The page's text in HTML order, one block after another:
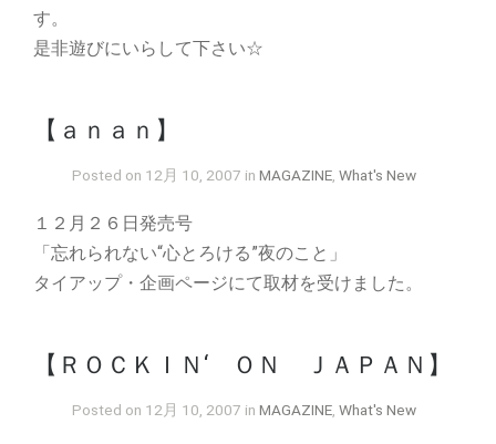
す。
是非遊びにいらして下さい☆
【ａｎａｎ】
Posted on 12月 10, 2007 in MAGAZINE, What's New
１２月２６日発売号
「忘れられない“心とろける”夜のこと」
タイアップ・企画ページにて取材を受けました。
【ＲＯＣＫＩＮ‘ ＯＮ ＪＡＰＡＮ】
Posted on 12月 10, 2007 in MAGAZINE, What's New